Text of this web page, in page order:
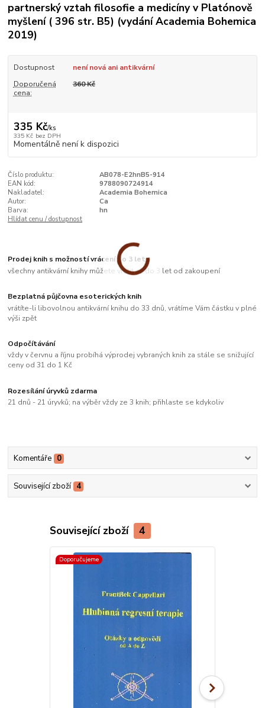
partnerský vztah filosofie a medicíny v Platónově
myšlení ( 396 str. B5) (vydání Academia Bohemica
2019)
Dostupnost
není nová ani antikvární
Doporučená
cena:
360 Kč
335 Kč/ks
335 Kč bez DPH
Momentálně není k dispozici
Číslo produktu:
AB078-E2hnB5-914
EAN kód:
9788090724914
Nakladatel:
Academia Bohemica
Autor:
Ca
Barva:
hn
Hlídat cenu / dostupnost
Prodej knih s možností vrácení do 3 let
všechny antikvární knihy můžete vrátit až do 3 let od zakoupení
Bezplatná půjčovna esoterických knih
vrátíte-li libovolnou antikvární knihu do 33 dnů, vrátíme Vám částku v plné
výši zpět
Odpočítávání
vždy v červnu a říjnu probíhá výprodej vybraných knih za stále se snižující
ceny od 31 do 1 Kč
Rozesílání úryvků zdarma
21 dnů - 21 úryvků; na výběr vždy ze 3 knih; přihlaste se kdykoliv
Komentáře 0
Související zboží 4
Související zboží 4
Doporučujeme